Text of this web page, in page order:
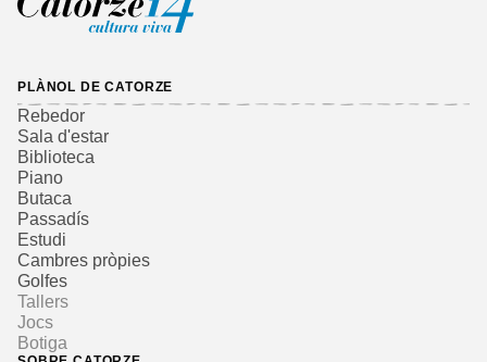
PLÀNOL DE CATORZE
Rebedor
Sala d'estar
Biblioteca
Piano
Butaca
Passadís
Estudi
Cambres pròpies
Golfes
Tallers
Jocs
Botiga